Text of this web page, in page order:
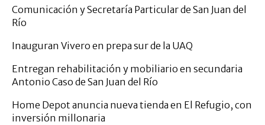
Comunicación y Secretaría Particular de San Juan del
Río
Inauguran Vivero en prepa sur de la UAQ
Entregan rehabilitación y mobiliario en secundaria
Antonio Caso de San Juan del Río
Home Depot anuncia nueva tienda en El Refugio, con
inversión millonaria